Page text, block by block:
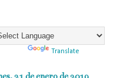
Translate